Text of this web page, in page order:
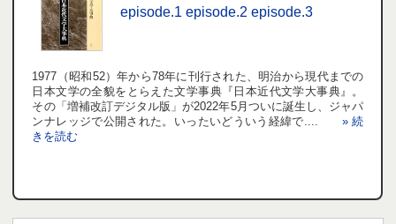
episode.1 episode.2 episode.3
1977（昭和52）年から78年に刊行された、明治から現代までの
日本文学の全貌をとらえた文学事典『日本近代文学大事典』。
その「増補改訂デジタル版」が2022年5月ついに誕生し、ジャパ
ンナレッジで公開された。いったいどういう経緯で.... » 続
きを読む